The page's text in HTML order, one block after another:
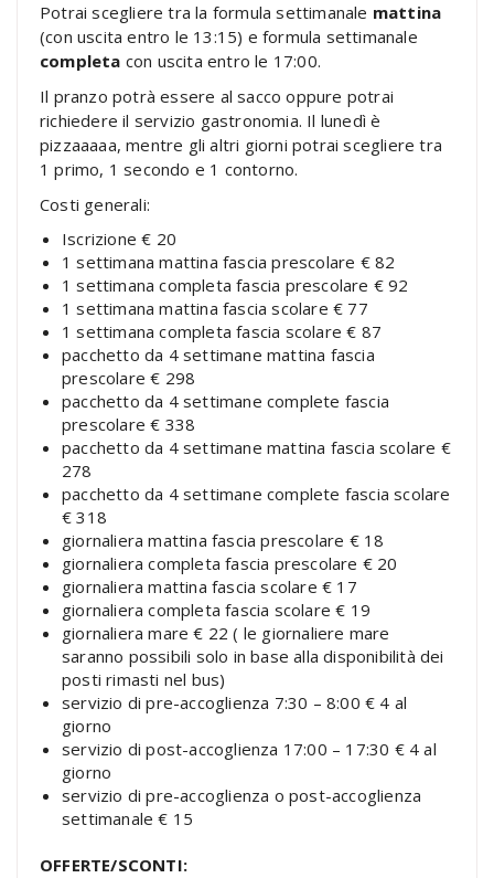
Potrai scegliere tra la formula settimanale mattina
(con uscita entro le 13:15) e formula settimanale
completa con uscita entro le 17:00.
Il pranzo potrà essere al sacco oppure potrai
richiedere il servizio gastronomia. Il lunedì è
pizzaaaaa, mentre gli altri giorni potrai scegliere tra
1 primo, 1 secondo e 1 contorno.
Costi generali:
Iscrizione € 20
1 settimana mattina fascia prescolare € 82
1 settimana completa fascia prescolare € 92
1 settimana mattina fascia scolare € 77
1 settimana completa fascia scolare € 87
pacchetto da 4 settimane mattina fascia
prescolare € 298
pacchetto da 4 settimane complete fascia
prescolare € 338
pacchetto da 4 settimane mattina fascia scolare €
278
pacchetto da 4 settimane complete fascia scolare
€ 318
giornaliera mattina fascia prescolare € 18
giornaliera completa fascia prescolare € 20
giornaliera mattina fascia scolare € 17
giornaliera completa fascia scolare € 19
giornaliera mare € 22 ( le giornaliere mare
saranno possibili solo in base alla disponibilità dei
posti rimasti nel bus)
servizio di pre-accoglienza 7:30 – 8:00 € 4 al
giorno
servizio di post-accoglienza 17:00 – 17:30 € 4 al
giorno
servizio di pre-accoglienza o post-accoglienza
settimanale € 15
OFFERTE/SCONTI: